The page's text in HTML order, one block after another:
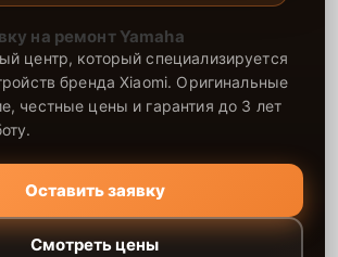
на ремонт Yamaha
центр, который специализируется
бренда Xiaomi. Оригинальные
честные цены и гарантия до 3 лет
Оставить заявку
Смотреть цены